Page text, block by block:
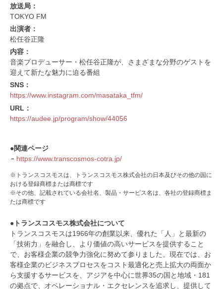
放送局：
TOKYO FM
出演者：
松任谷正隆
内容：
音楽プロデューサー・松任谷正隆が、さまざまな分野のゲストを
迎えて新たな魅力に迫る番組
SNS：
https://www.instagram.com/masataka_tfm/
URL：
https://audee.jp/program/show/44056
●関連ページ
https://www.transcosmos-cotra.jp/
※トランスコスモスは、トランスコスモス株式会社の日本及びその他の国に
おける登録商標または商標です
※その他、記載されている会社名、製品・サービス名は、各社の登録商標ま
たは商標です
●トランスコスモス株式会社について
トランスコスモスは1966年の創業以来、優れた「人」と最新の
「技術力」を融合し、より価値の高いサービスを提供すること
で、お客様企業の競争力強化に努めて参りました。現在では、お
客様企業のビジネスプロセスをコスト最適化と売上拡大の両面か
ら支援するサービスを、アジアを中心に世界35の国と地域・181
の拠点で、オペレーショナル・エクセレンスを追求し、提供して